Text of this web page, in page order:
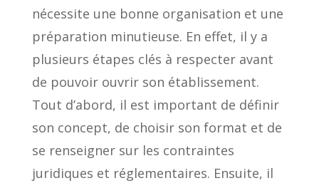
nécessite une bonne organisation et une
préparation minutieuse. En effet, il y a
plusieurs étapes clés à respecter avant
de pouvoir ouvrir son établissement.
Tout d’abord, il est important de définir
son concept, de choisir son format et de
se renseigner sur les contraintes
juridiques et réglementaires. Ensuite, il